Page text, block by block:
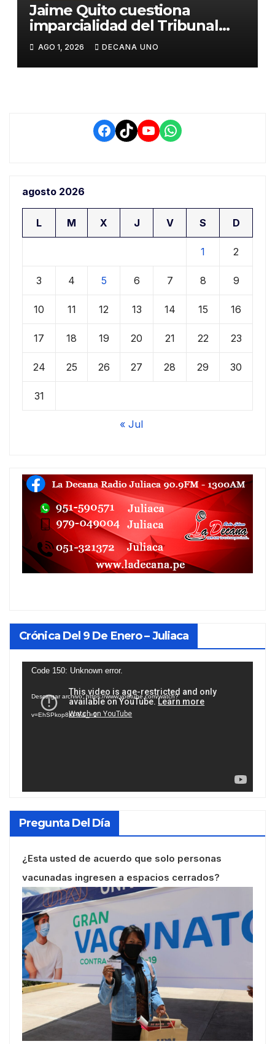
Jaime Quito cuestiona
imparcialidad del Tribunal
Constitucional tras liberación
de Ollanta Humala
AGO 1, 2026 DECANA UNO
Facebook
TikTokYouTube
WhatsApp
agosto 2026
L M X J V S D
1 2
3 4 5 6 7 8 9
10 11 12 13 14 15 16
17 18 19 20 21 22 23
24 25 26 27 28 29 30
31
« Jul
Crónica Del 9 De Enero – Juliaca
Reproductor
vídeo
Code 150: Unknown error.
Descargar archivo: https://www.youtube.com/watch?
v=EhSPkop8KPY&_=1
Pregunta Del Día
¿Esta usted de acuerdo que solo personas
vacunadas ingresen a espacios cerrados?